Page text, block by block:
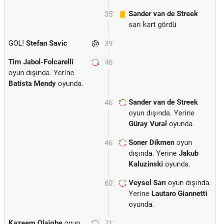
35'
Sander van de Streek
sarı kart gördü
39'
GOL! Stefan Savic
46'
Tim Jabol-Folcarelli
oyun dışında. Yerine
Batista Mendy oyunda.
46'
Sander van de Streek
oyun dışında. Yerine
Güray Vural oyunda.
46' Soner Dikmen oyun
dışında. Yerine Jakub
Kaluzinski oyunda.
60' Veysel Sarı oyun dışında.
Yerine Lautaro Giannetti
oyunda.